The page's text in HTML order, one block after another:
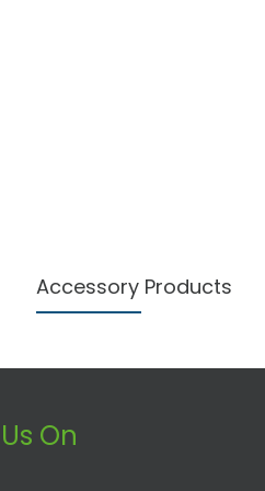
Accessory Products
On